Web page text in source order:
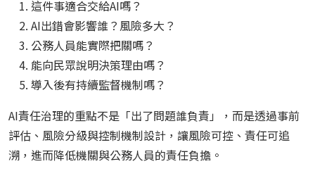
這件事適合交給AI嗎？
AI出錯會影響誰？風險多大？
公務人員能實際把關嗎？
能向民眾說明決策理由嗎？
導入後有持續監督機制嗎？
AI責任治理的重點不是「出了問題誰負責」，而是透過事前
評估、風險分級與控制機制設計，讓風險可控、責任可追
溯，進而降低機關與公務人員的責任負擔。